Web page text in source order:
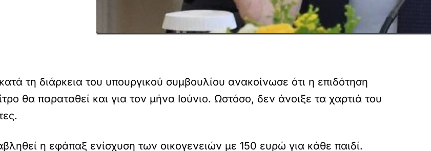
τη διάρκεια του υπουργικού συμβουλίου ανακοίνωσε ότι η επιδότηση
θα παραταθεί και για τον μήνα Ιούνιο. Ωστόσο, δεν άνοιξε τα χαρτιά του
η εφάπαξ ενίσχυση των οικογενειών με 150 ευρώ για κάθε παιδί.